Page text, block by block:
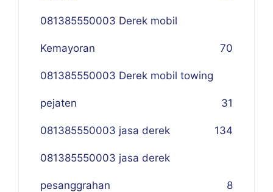
081385550003 Derek mobil
Kemayoran 70
081385550003 Derek mobil towing
pejaten 31
081385550003 jasa derek 134
081385550003 jasa derek
pesanggrahan 8